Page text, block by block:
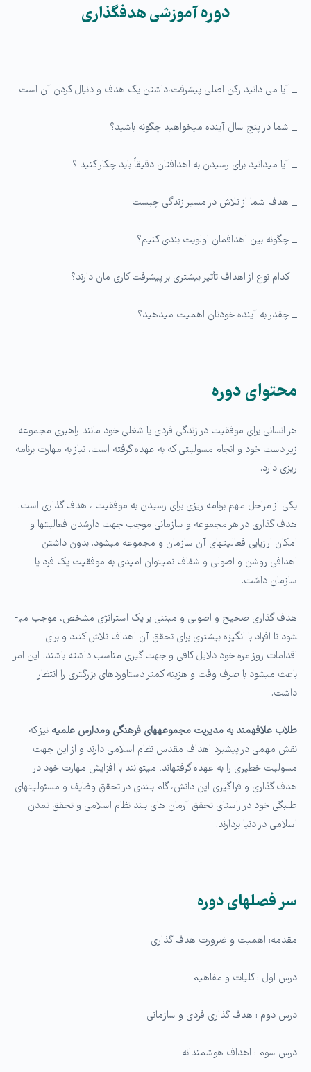
دورهآموزشی هدف­گذاری
_ آیا می دانید رکن اصلی پیشرفت،داشتن یک هدف و دنبال کردن آن است
_ شما در پنج سال آینده میخواهید چگونه باشید؟
_ آیا میدانید برای رسیدن به اهدافتان دقیقاً باید چکار کنید ؟
_ هدف شما از تلاش در مسیر زندگی چیست
_ چگونه بین اهدافمان اولویت بندی کنیم؟
_ کدام نوع از اهداف تأثیر بیشتری بر پیشرفت کاری مان دارند؟
_ چقدر به آینده خودتان اهمیت می­دهید؟
محتوای دوره
هر انسانی برای موفقیت در زندگی فردی یا شغلی خود مانند راهبری مجموعه
زیر دست خود و انجام مسولیتی که به عهده گرفته است، نیاز به مهارت برنامه
ریزی دارد.
یکی از مراحل مهم برنامه ریزی برای رسیدن به موفقیت ، هدف گذاری است.
هدف گذاری در هر مجموعه و سازمانی موجب جهت دارشدن فعالیت­ها و
امکان ارزیابی فعالیت­های آن سازمان و مجموعه می­شود. بدون داشتن
اهدافی روشن و اصولی و شفاف نمی­توان امیدی به موفقیت یک فرد یا
سازمان داشت.
هدف گذاری صحیح و اصولی و مبتنی بر یک استراتژی مشخص، موجب می­
شود تا افراد با انگیزه بیشتری برای تحقق آن اهداف تلاش کنند و برای
اقدامات روز مره خود دلایل کافی و جهت گیری مناسب داشته باشند. این امر
باعث می­شود با صرف وقت و هزینه کمتر دستاوردهای بزرگتری را انتظار
داشت.
طلاب علاقه­مند به مدیریت مجموعه­های فرهنگی ومدارس علمیه نیز که
نقش مهمی در پیشبرد اهداف مقدس نظام اسلامی دارند و از این جهت
مسولیت خطیری را به عهده گرفته­اند، می­توانند با افزایش مهارت خود در
هدف گذاری و فراگیری این دانش، گام بلندی در تحقق وظایف و مسئولیت­های
طلبگی خود در راستای تحقق آرمان های بلند نظام اسلامی و تحقق تمدن
اسلامی در دنیا بردارند.
سر فصل­های دوره
مقدمه: اهمیت و ضرورت هدف گذاری
درس اول : کلیات و مفاهیم
درس دوم : هدف گذاری فردی و سازمانی
درس سوم : اهداف هوشمندانه